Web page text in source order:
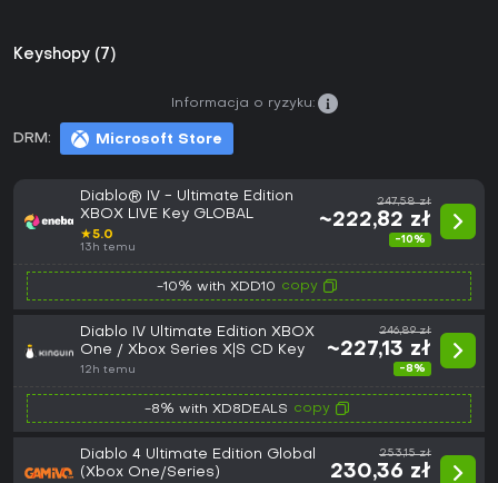
Keyshopy (7)
DRM: Microsoft Store
Informacja o ryzyku:
Diablo® IV - Ultimate Edition
XBOX LIVE Key GLOBAL
★5.0
13h temu
247,58 zł
~222,82 zł
-10%
-10% with XDD10 copy
Diablo IV Ultimate Edition XBOX
One / Xbox Series X|S CD Key
12h temu
246,89 zł
~227,13 zł
-8%
-8% with XD8DEALS copy
Diablo 4 Ultimate Edition Global
(Xbox One/Series)
253,15 zł
230,36 zł